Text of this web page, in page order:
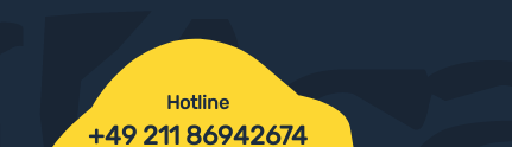
Hotline
+49 211 86942674